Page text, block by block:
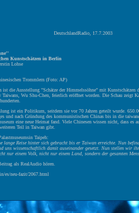
DeutschlandRadio, 17.7.2003
Kunstschätzen in Berlin
Lohse
Trommlern (Foto: AP)
die Ausstellung "Schätze der Himmelssöhne" mit Kunstschätzen
Taiwans, Wu Shu-Chen, feierlich eröffnet worden. Die Schau zeigt
ist ein Politikum, seitdem sie vor 70 Jahren geteilt wurde.
und nach Gründung des kommunistischen Chinas bis in die
eine neue Heimat fand. Viele Chinesen wissen nicht, dass es
Teil in Taiwan gibt.
Taipeh:
lange Reise hinter sich gebracht bis er Taiwan erreichte. Nun
uns wissenschaftlich damit auseinander gesetzt. Nun stellen wir
nur einem Volk, nicht nur einem Land, sondern der gesamten
als RealAudio hören.
es/neu-fazit/2067.html